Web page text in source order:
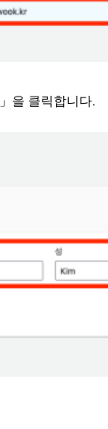
을 클릭합니다.